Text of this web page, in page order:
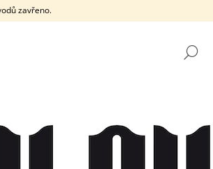
zavřeno.